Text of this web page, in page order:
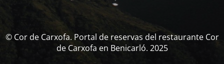
© Cor de Carxofa. Portal de reservas del restaurante Cor
de Carxofa en Benicarló. 2025